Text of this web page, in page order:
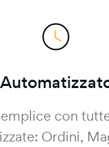
con
Ordini,